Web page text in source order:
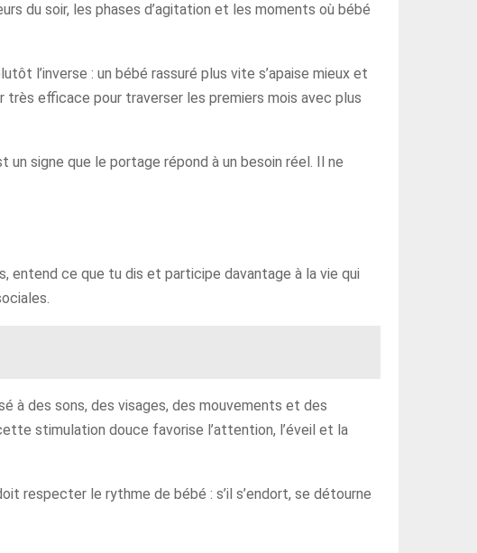
du soir, les phases d’agitation et les moments où bébé
l’inverse : un bébé rassuré plus vite s’apaise mieux et
très efficace pour traverser les premiers mois avec plus
signe que le portage répond à un besoin réel. Il ne
entend ce que tu dis et participe davantage à la vie qui
à des sons, des visages, des mouvements et des
stimulation douce favorise l’attention, l’éveil et la
respecter le rythme de bébé : s’il s’endort, se détourne